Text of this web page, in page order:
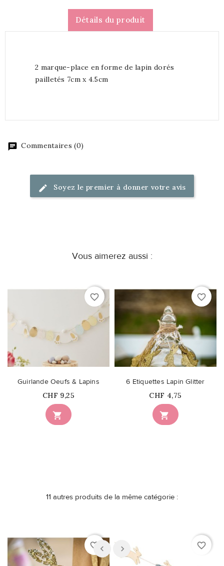
Détails du produit
2 marque-place en forme de lapin dorés
pailletés 7cm x 4.5cm
Commentaires (0)
Soyez le premier à donner votre avis
Vous aimerez aussi :
favorite_border

Guirlande Oeufs & Lapins
Prix
CHF 9,25
favorite_border

6 Etiquettes Lapin Glitter
Prix
CHF 4,75
11 autres produits de la même catégorie :
favorite_border favorite_border